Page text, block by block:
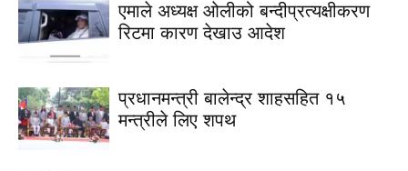
एमाले अध्यक्ष ओलीको बन्दीप्रत्यक्षीकरण
रिटमा कारण देखाउ आदेश
प्रधानमन्त्री बालेन्द्र शाहसहित १५
मन्त्रीले लिए शपथ